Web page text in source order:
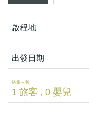
啟程地
出發日期
搭乘人數